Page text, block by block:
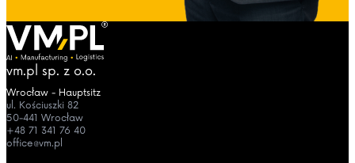
vm.pl sp. z o.o.
Wrocław - Hauptsitz
ul. Kościuszki 82
50-441 Wrocław
+48 71 341 76 40
office@vm.pl